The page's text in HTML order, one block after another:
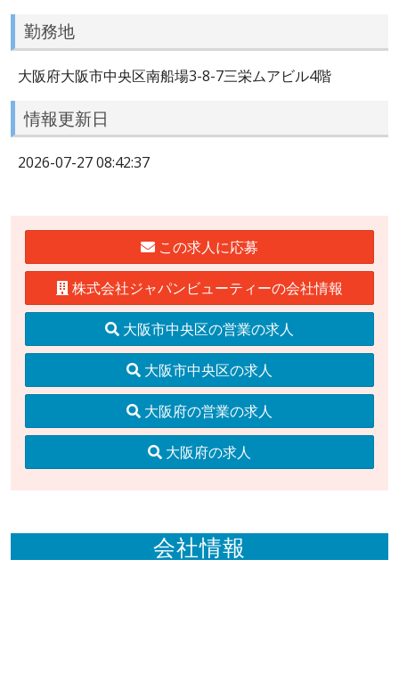
勤務地
大阪府大阪市中央区南船場3-8-7三栄ムアビル4階
情報更新日
2026-07-27 08:42:37
この求人に応募
株式会社ジャパンビューティーの会社情報
大阪市中央区の営業の求人
大阪市中央区の求人
大阪府の営業の求人
大阪府の求人
会社情報